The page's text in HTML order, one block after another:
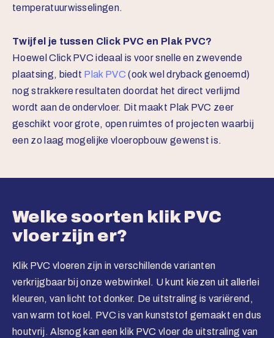
temperatuurwisselingen.
Twijfel je tussen Click PVC en Plak PVC?
Hoewel Click PVC ideaal is voor snelle en zwevende
plaatsing, biedt Plak PVC (ook wel dryback genoemd)
nog strakkere resultaten doordat het direct verlijmd
wordt aan de ondervloer. Dit maakt Plak PVC zeer
geschikt voor grote, open ruimtes of projecten waarbij
een zo laag mogelijke vloeropbouw gewenst is.
Welke soorten klik PVC
vloer zijn er?
Klik PVC vloeren zijn in verschillende varianten
verkrijgbaar bij onze webwinkel. U kunt kiezen uit allerlei
kleuren, van licht tot donker. De uitstraling is variërend,
van warm tot koel. PVC is van kunststof gemaakt en dus
houtvrij. Alsnog kan een klik PVC vloer de uitstraling van